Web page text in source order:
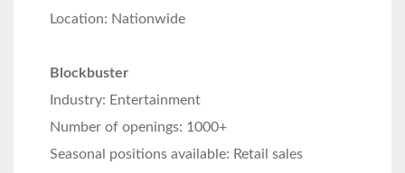
Location: Nationwide
Blockbuster
Industry: Entertainment
Number of openings: 1000+
Seasonal positions available: Retail sales